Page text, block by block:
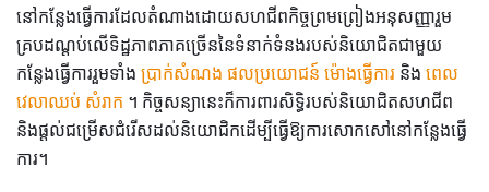
នៅកន្លែងធ្វើការដែលតំណាងដោយសហជីពកិច្ចព្រមព្រៀងអនុសញ្ញារួម
គ្របដណ្តប់លើទិដ្ឋភាពភាគច្រើននៃទំនាក់ទំនងរបស់និយោជិតជាមួយ
កន្លែងធ្វើការរួមទាំង ប្រាក់សំណង ផលប្រយោជន៍ ម៉ោងធ្វើការ និង ពេល
វេលាឈប់ សំរាក ។ កិច្ចសន្យានេះក៏ការពារសិទ្ធិរបស់និយោជិតសហជីព
និងផ្តល់ជម្រើសជំរើសដល់និយោជិកដើម្បីធ្វើឱ្យការសោកសៅនៅកន្លែងធ្វើ
ការ។